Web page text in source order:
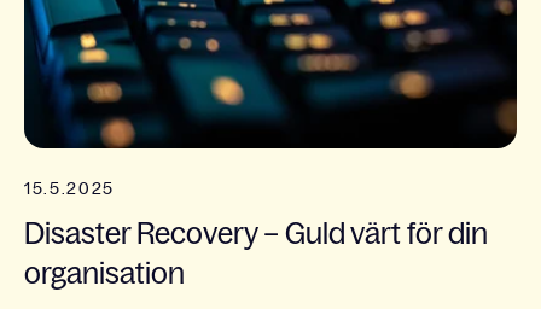
15.5.2025
Disaster Recovery – Guld värt för din
organisation